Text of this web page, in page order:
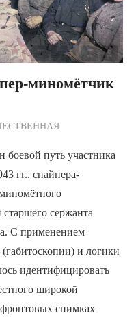
миномётчик
боевой путь участника
гг., снайпера-
сержанта
С применением
и логики
идентифицировать
широкой
снимках